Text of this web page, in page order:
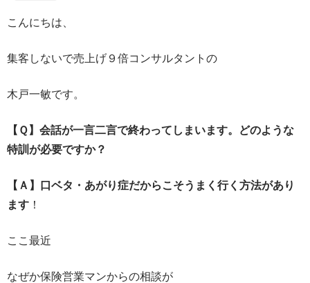
こんにちは、
集客しないで売上げ９倍コンサルタントの
木戸一敏です。
【Ｑ】会話が一言二言で終わってしまいます。どのような
特訓が必要ですか？
【Ａ】口ベタ・あがり症だからこそうまく行く方法があり
ます ！
ここ最近
なぜか保険営業マンからの相談が